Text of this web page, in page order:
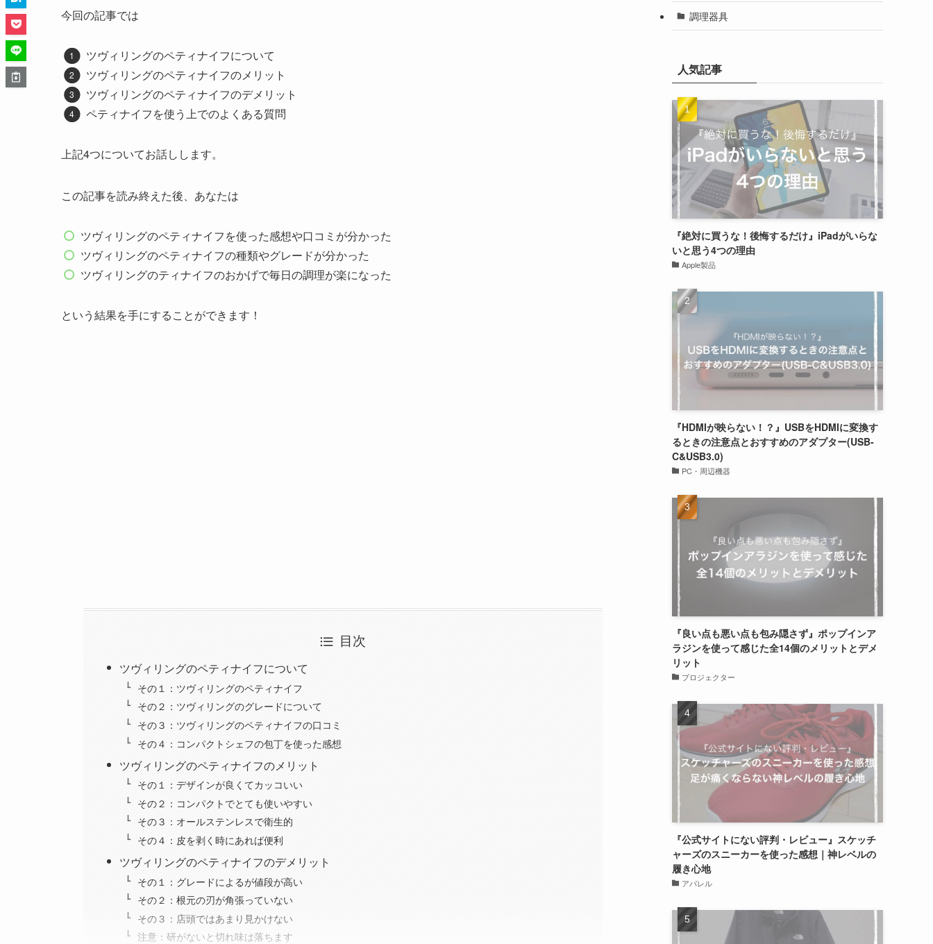
今回の記事では
ツヴィリングのペティナイフについて
ツヴィリングのペティナイフのメリット
ツヴィリングのペティナイフのデメリット
ペティナイフを使う上でのよくある質問
上記4つについてお話しします。
この記事を読み終えた後、あなたは
ツヴィリングのペティナイフを使った感想や口コミが分かった
ツヴィリングのペティナイフの種類やグレードが分かった
ツヴィリングのティナイフのおかげで毎日の調理が楽になった
という結果を手にすることができます！
目次
ツヴィリングのペティナイフについて
その１：ツヴィリングのペティナイフ
その２：ツヴィリングのグレードについて
その３：ツヴィリングのペティナイフの口コミ
その４：コンパクトシェフの包丁を使った感想
ツヴィリングのペティナイフのメリット
その１：デザインが良くてカッコいい
その２：コンパクトでとても使いやすい
その３：オールステンレスで衛生的
その４：皮を剥く時にあれば便利
ツヴィリングのペティナイフのデメリット
その１：グレードによるが値段が高い
その２：根元の刃が角張っていない
その３：店頭ではあまり見かけない
注意：研がないと切れ味は落ちます
調理器具
人気記事
『絶対に買うな！後悔するだけ』iPadがいらな
いと思う4つの理由
Apple製品
『HDMIが映らない！？』USBをHDMIに変換す
るときの注意点とおすすめのアダプター(USB-
C&USB3.0)
PC・周辺機器
『良い点も悪い点も包み隠さず』ポップインア
ラジンを使って感じた全14個のメリットとデメ
リット
プロジェクター
『公式サイトにない評判・レビュー』スケッチ
ャーズのスニーカーを使った感想｜神レベルの
履き心地
アパレル